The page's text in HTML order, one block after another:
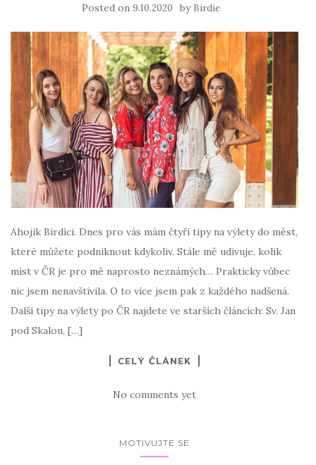
Posted on 9.10.2020 by Birdie
Ahojik Birdíci. Dnes pro vás mám čtyři tipy na výlety do měst,
které můžete podniknout kdykoliv. Stále mě udivuje, kolik
míst v ČR je pro mě naprosto neznámých… Prakticky vůbec
nic jsem nenavštívila. O to více jsem pak z každého nadšená.
Další tipy na výlety po ČR najdete ve starších článcích: Sv. Jan
pod Skalou, […]
CELÝ ČLÁNEK
No comments yet
MOTIVUJTE SE